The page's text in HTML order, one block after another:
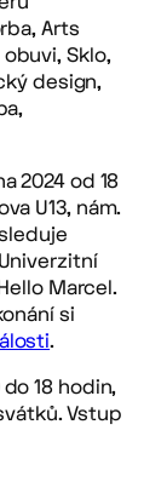
Arts
Sklo,
design,
2024 od 18
U13, nám.
Marcel.
si
.
18 hodin,
Vstup